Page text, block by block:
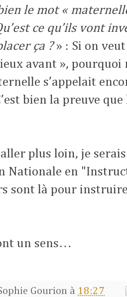
bien le mot «
ce qu’ils vont
ça ?» : Si on
avant »,
s’appelait
bien la preuve
plus loin, je
Nationale en
sont là pour
un sens…
Gourion à 18:27